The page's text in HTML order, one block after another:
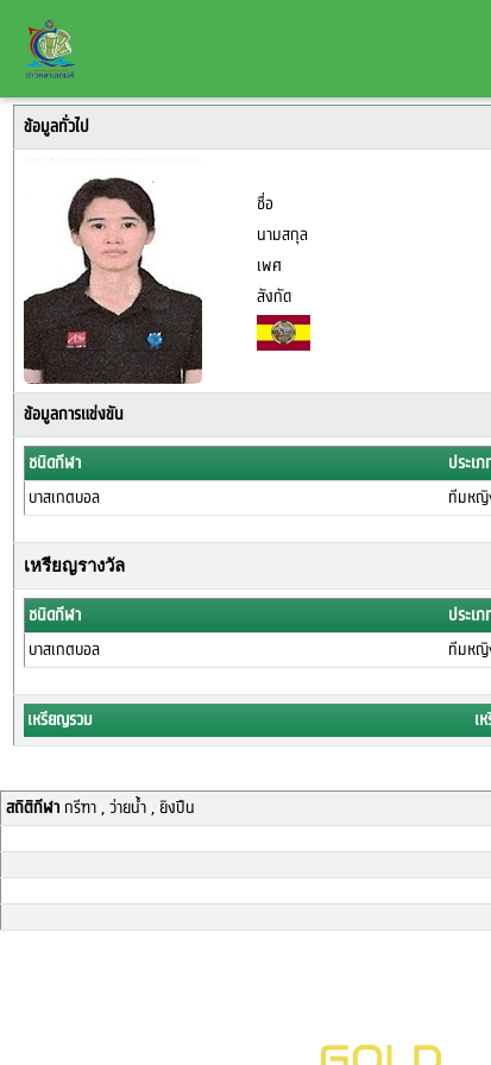
ข้อมูลทั่วไป
ชื่อ
นามสกุล
เพศ
สังกัด
ข้อมูลการแข่งขัน
ชนิดกีฬา
ประเ
บาสเกตบอล
ทีมหญิ
เหรียญรางวัล
ชนิดกีฬา ประเ
บาสเกตบอล
ทีมหญิ
เหรียญรวม เ
สถิติกีฬากรีฑา , ว่ายน้ำ , ยิงปืน